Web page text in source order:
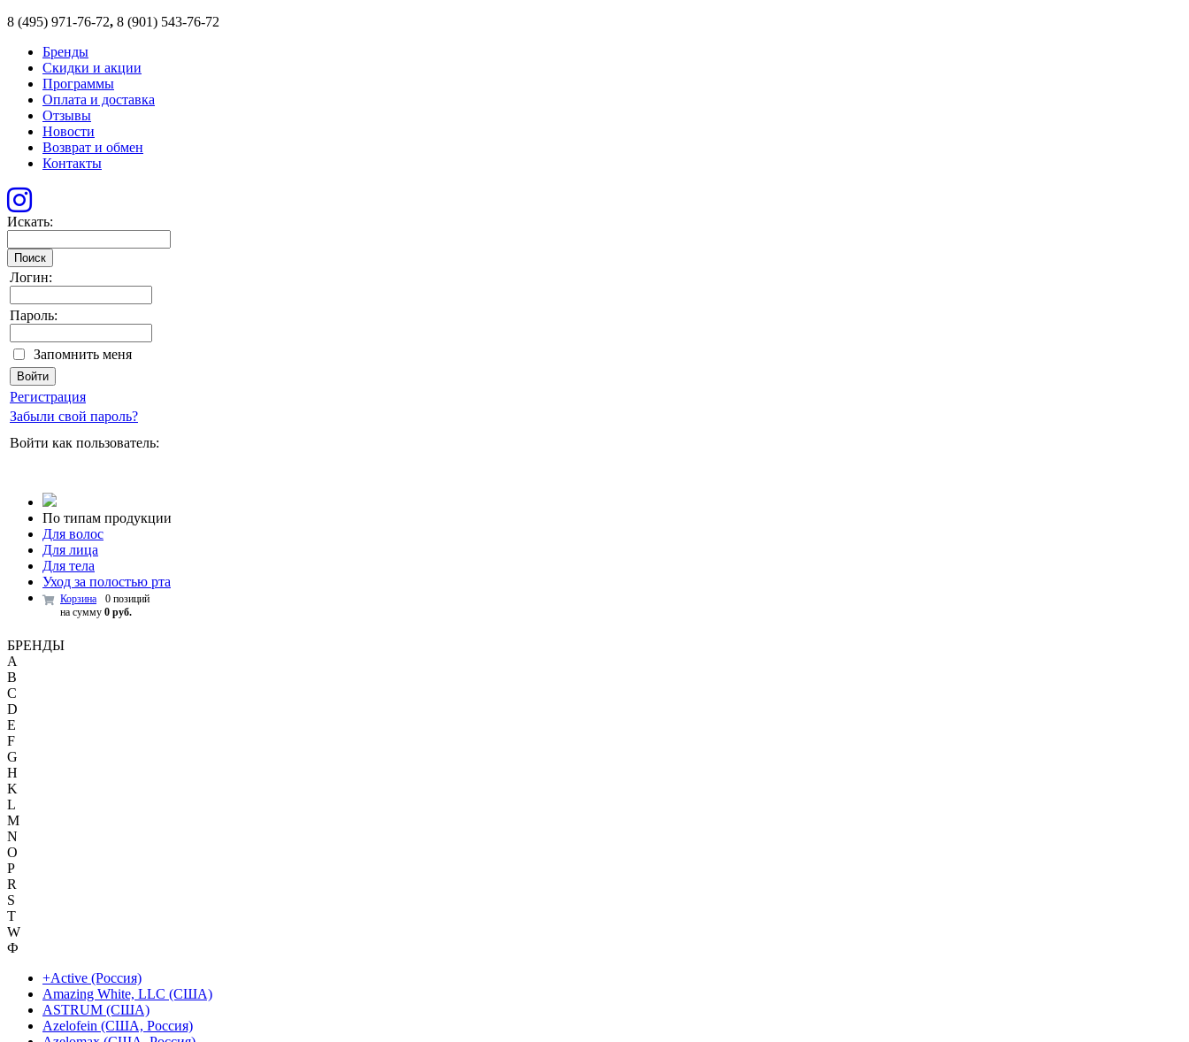
8 (495) 971-76-72, 8 (901) 543-76-72
Бренды
Скидки и акции
Программы
Оплата и доставка
Отзывы
Новости
Возврат и обмен
Контакты
Искать:
Поиск
Логин:
Пароль:
Запомнить меня
Регистрация
Забыли свой пароль?
Войти как пользователь:
По типам продукции
Для волос
Для лица
Для тела
Уход за полостью рта
Корзина
0 позиций
на сумму 0 руб.
БРЕНДЫ
A
B
C
D
E
F
G
H
K
L
M
N
O
P
R
S
T
W
Ф
+Active (Россия)
Amazing White, LLC (США)
ASTRUM (США)
Azelofein (США, Россия)